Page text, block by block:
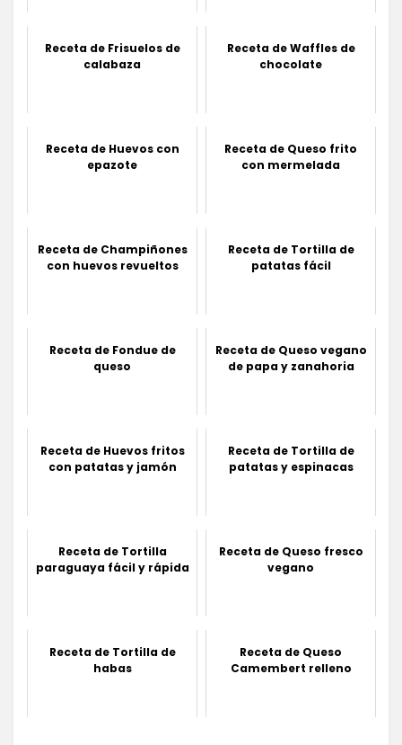
Receta de Frisuelos de
calabaza
Receta de Waffles de
chocolate
Receta de Huevos con
epazote
Receta de Queso frito
con mermelada
Receta de Champiñones
con huevos revueltos
Receta de Tortilla de
patatas fácil
Receta de Fondue de
queso
Receta de Queso vegano
de papa y zanahoria
Receta de Huevos fritos
con patatas y jamón
Receta de Tortilla de
patatas y espinacas
Receta de Tortilla
paraguaya fácil y rápida
Receta de Queso fresco
vegano
Receta de Tortilla de
habas
Receta de Queso
Camembert relleno